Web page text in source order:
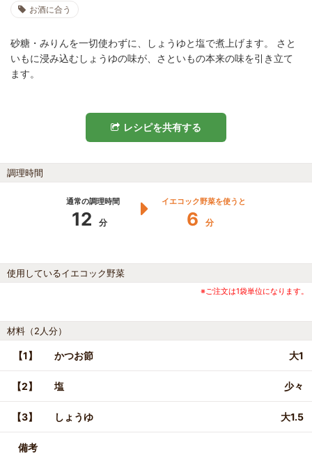
お酒に合う
砂糖・みりんを一切使わずに、しょうゆと塩で煮上げます。 さと
いもに浸み込むしょうゆの味が、さといもの本来の味を引き立て
ます。
レシピを共有する
調理時間
通常の調理時間
12 分
イエコック野菜を使うと
6 分
使用しているイエコック野菜
※ご注文は1袋単位になります。
材料（2人分）
【1】 かつお節 大1
【2】 塩 少々
【3】 しょうゆ 大1.5
備考